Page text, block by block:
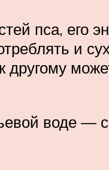
пса, его
и
другому
воде —